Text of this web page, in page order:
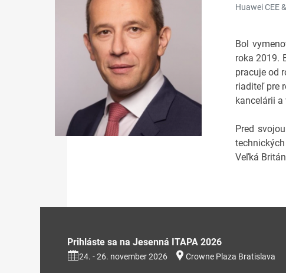
Huawei CEE
Bol
roka 2019.
pracuje od
riaditeľ pre
kancelárii
Pred
Veľká
Prihláste sa na Jesenná ITAPA 2026
24. - 26. november 2026 Crowne Plaza Bratislava